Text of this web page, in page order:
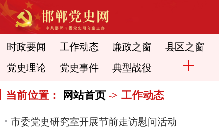
时政要闻 工作动态 廉政之窗 县区之窗
党史理论 党史事件 典型战役
当前位置： 网站首页 -> 工作动态
市委党史研究室开展节前走访慰问活动